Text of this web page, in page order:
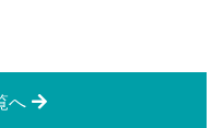
へ